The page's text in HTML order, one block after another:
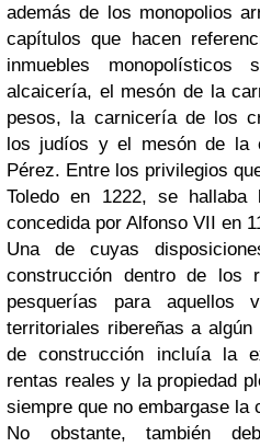
además de los monopolios
capítulos que hacen
inmuebles
alcaicería, el mesón de la
pesos, la carnicería de los
los judíos y el mesón de la
Pérez. Entre los privilegios
Toledo en 1222, se hallaba
concedida por Alfonso VII en
Una de cuyas
construcción dentro de los
pesquerías para aquellos
territoriales ribereñas a
de construcción incluía la
rentas reales y la propiedad
siempre que no embargase la
No obstante, también